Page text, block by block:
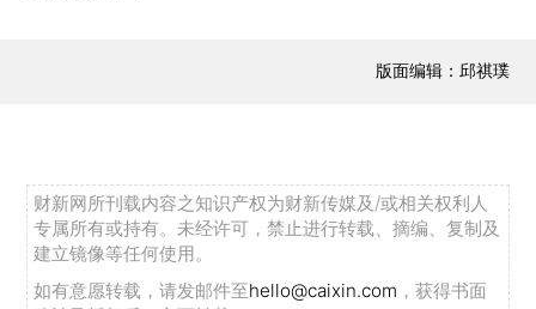
版面编辑：邱祺璞
财新网所刊载内容之知识产权为财新传媒及/或相关权利人
专属所有或持有。未经许可，禁止进行转载、摘编、复制及
建立镜像等任何使用。
如有意愿转载，请发邮件至hello@caixin.com ，获得书面